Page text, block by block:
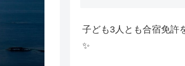
子ども3人とも合宿免許
✨